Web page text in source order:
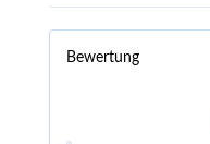
Bewertung